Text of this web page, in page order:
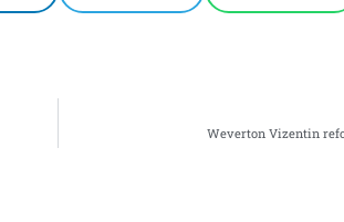
Weverton Vizentin